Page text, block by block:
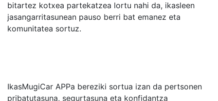
bitartez kotxea partekatzea lortu nahi da, ikasleen
jasangarritasunean pauso berri bat emanez eta
komunitatea sortuz.
IkasMugiCar APPa bereziki sortua izan da pertsonen
pribatutasuna, segurtasuna eta konfidantza